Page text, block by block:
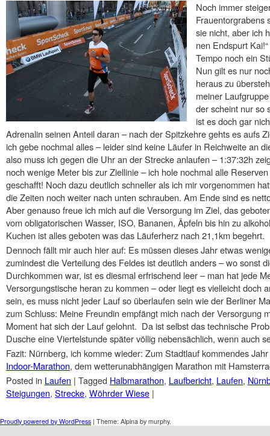
Noch immer
Frauentorgrabens
sie nicht, aber ich
nen Endspurt
Tempo noch ein
Nun gilt es nur
heraus zu
meiner
der scheint nur so
ist es doch gar
Adrenalin seinen Anteil daran – nach der Spitzkehre gehts es aufs
ich gebe nochmal alles – leider sind keine Läufer in Reichweite an
also muss ich gegen die Uhr an der Strecke anlaufen – 1:37:32h
noch wenige Meter bis zur Ziellinie – ich hole nochmal alle
geschafft! Noch dazu deutlich schneller als ich mir vorgenommen
die Zeiten noch weiter nach unten schrauben. Am Ende sind es
Aber genauso freue ich mich auf die Versorgung im Ziel, das
vom obligatorischen Wasser, ISO, Bananen, Äpfeln bis hin zu
Kuchen ist alles geboten was das Läuferherz nach 21,1km begehrt.
Dennoch fällt mir auch hier auf: Es müssen dieses Jahr etwas
zumindest die Verteilung des Feldes ist deutlich anders – wo sonst
Durchkommen war, ist es diesmal erfrischend leer – man hat jede
Versorgungstische heran zu kommen – oder liegt es vielleicht doch
sein, es muss nicht jeder Lauf so überlaufen sein wie der Berliner
zum Schluss: Meine Freundin empfängt mich nach der Versorgung
Moment hat sich der Lauf gelohnt. Da ist selbst das technische
Dusche eine Viertelstunde später völlig nebensächlich, wenn auch
Fazit: Nürnberg, ich komme wieder: Zum Stadtlauf kommendes
Indoor-Marathon, dem wetterunabhängigen Marathon mit
Posted in Laufen | Tagged Halbmarathon, Laufbericht, Laufen,
Steigungen, Strecke, Wöhrder Wiese |
Proudly powered by WordPress | Theme: Alpina by murphy.